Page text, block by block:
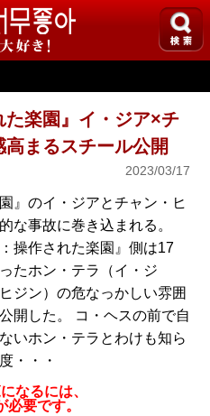
た楽園』イ・ジア×チ
まるスチール公開
2023/03/17
』のイ・ジアとチャン・ヒ
な事故に巻き込まれる。
操作された楽園』側は17
たホン・テラ（イ・ジ
ジン）の危なっかしい雰囲
開した。 コ・ヘスの前で自
いホン・テラとわけも知ら
・・・
なるには、
必要です。